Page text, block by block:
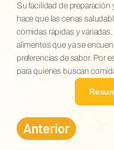
Su facilidad de
hace que las cenas
comidas rápidas y
alimentos que ya se
preferencias de sabor. Por
para quienes buscan
Anterior